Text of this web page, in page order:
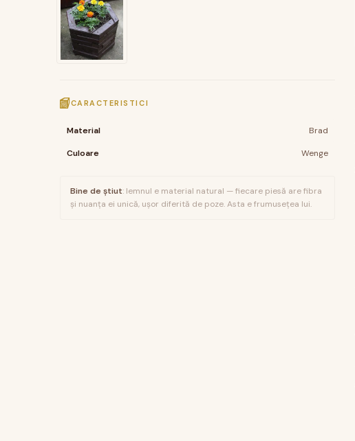
CARACTERISTICI
Material Brad
Culoare Wenge
Bine de știut: lemnul e material natural — fiecare piesă are fibra
și nuanța ei unică, ușor diferită de poze. Asta e frumusețea lui.